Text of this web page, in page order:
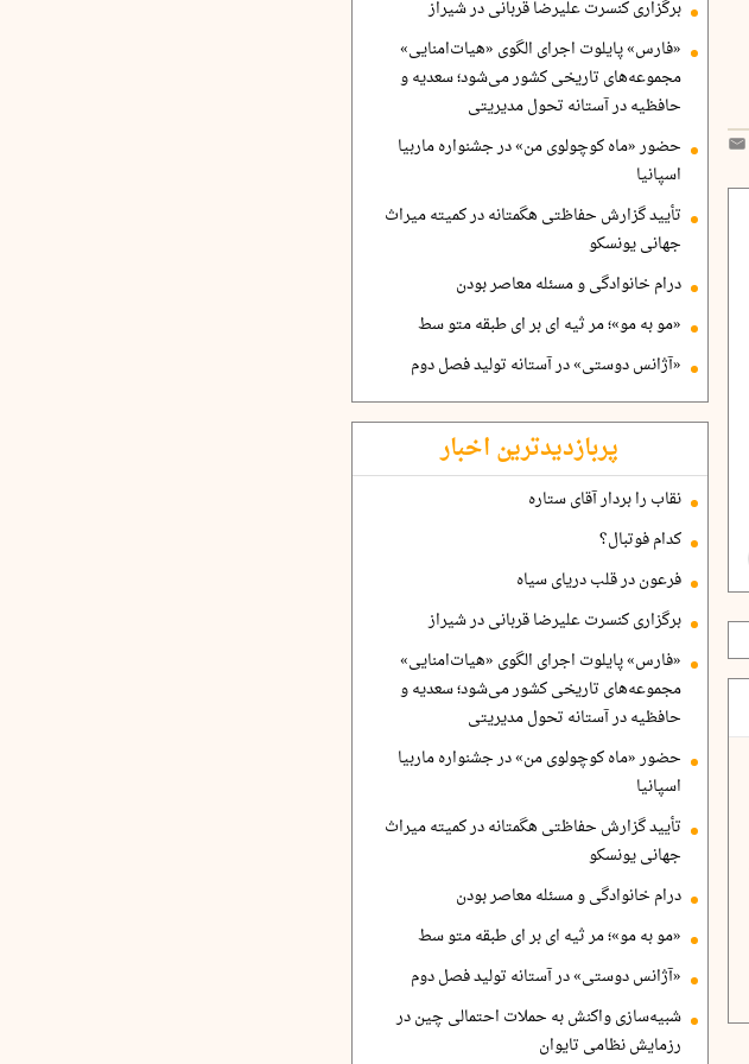
برگزاری کنسرت علیرضا قربانی در شیراز
«فارس» پایلوت اجرای الگوی «هیات‌امنایی»
مجموعه‌های تاریخی کشور می‌شود؛ سعدیه و
حافظیه در آستانه تحول مدیریتی
حضور «ماه کوچولوی من» در جشنواره ماربیا
اسپانیا
تأیید گزارش حفاظتی هگمتانه در کمیته میراث
جهانی یونسکو
درام خانوادگی و مسئله معاصر بودن
«مو به مو»؛ مر ثیه ای بر ای طبقه متو سط
«آژانس دوستی» در آستانه تولید فصل دوم
پربازدیدترین اخبار
نقاب را بردار آقای ستاره
کدام فوتبال؟
فرعون در قلب دریای سیاه
برگزاری کنسرت علیرضا قربانی در شیراز
«فارس» پایلوت اجرای الگوی «هیات‌امنایی»
مجموعه‌های تاریخی کشور می‌شود؛ سعدیه و
حافظیه در آستانه تحول مدیریتی
حضور «ماه کوچولوی من» در جشنواره ماربیا
اسپانیا
تأیید گزارش حفاظتی هگمتانه در کمیته میراث
جهانی یونسکو
درام خانوادگی و مسئله معاصر بودن
«مو به مو»؛ مر ثیه ای بر ای طبقه متو سط
«آژانس دوستی» در آستانه تولید فصل دوم
شبیه‌سازی واکنش به حملات احتمالی چین در
رزمایش نظامی تایوان